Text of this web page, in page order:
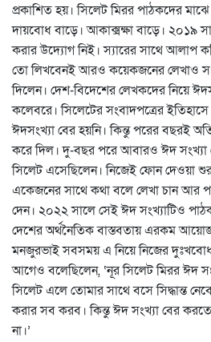
প্রকাশিত হয়। সিলেট মিরর পাঠকদের
দায়বোধ বাড়ে। আকাক্সক্ষা বাড়ে। ২০১৯
করার উদ্যোগ নিই। স্যারের সাথে আলাপ
তো লিখবেনই আরও কয়েকজনের লেখাও
দিলেন। দেশ-বিদেশের লেখকদের নিয়ে
কলেবরে। সিলেটের সংবাদপত্রের
ঈদসংখ্যা বের হয়নি। কিন্তু পরের বছরই
করে দিল। দু-বছর পরে আবারও ঈদ
সিলেট এসেছিলেন। নিজেই ফোন দেওয়া
একেজনের সাথে কথা বলে লেখা চান আর
দেন। ২০২২ সালে সেই ঈদ সংখ্যাটিও
দেশের অর্থনৈতিক বাস্তবতায় এরকম
মনজুরভাই সবসময় এ নিয়ে নিজের
আগেও বলেছিলেন, ‘নূর সিলেট মিরর ঈদ
সিলেট এলে তোমার সাথে বসে সিদ্ধান্ত
করার সব করব। কিন্তু ঈদ সংখ্যা বের
না।’